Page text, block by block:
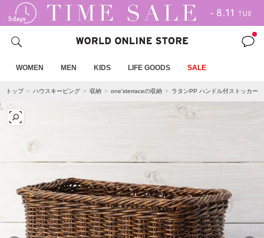
WOMEN MEN KIDS LIFE GOODS SALE
トップ ハウスキーピング 収納 one'sterraceの収納 ラタンPP ハンドル付ストッカー